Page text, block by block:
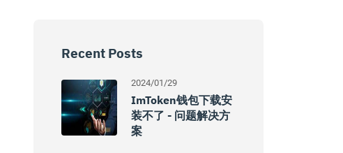
Recent Posts
2024/01/29
ImToken钱包下载安
装不了 - 问题解决方
案